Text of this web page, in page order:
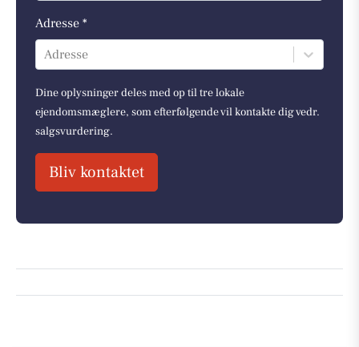
Adresse *
Adresse
Dine oplysninger deles med op til tre lokale
ejendomsmæglere, som efterfølgende vil kontakte dig vedr.
salgsvurdering.
Bliv kontaktet